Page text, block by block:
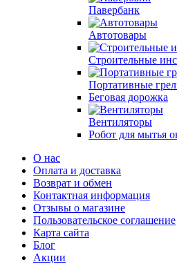
Павербанк
Автотовары
Строительные
Портативные
Беговая дорожка
Вентиляторы
Робот для мытья
О нас
Оплата и доставка
Возврат и обмен
Контактная информация
Отзывы о магазине
Пользовательское соглашение
Карта сайта
Блог
Акции